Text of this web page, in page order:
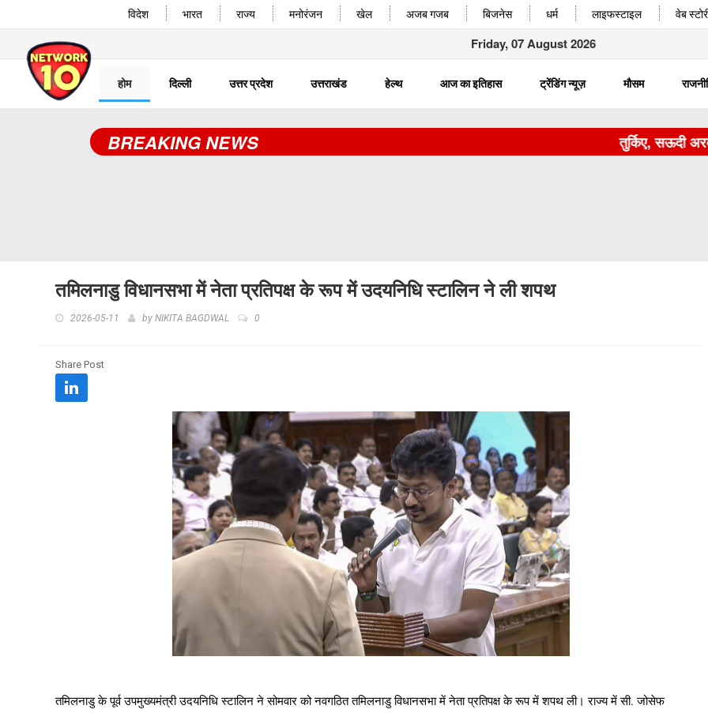
विदेश भारत राज्य मनोरंजन खेल अजब गजब बिजनेस धर्म लाइफस्टाइल वेब
Friday, 07 August 2026
होम दिल्ली उत्तर प्रदेश उत्तराखंड हेल्थ आज का इतिहास ट्रेंडिंग न्यूज़ मौसम
BREAKING NEWS तुर्किए, सऊदी अरब
तमिलनाडु विधानसभा में नेता प्रतिपक्ष के रूप में उदयनिधि स्टालिन ने ली शपथ
2026-05-11 by NIKITA BAGDWAL 0
Share Post
तमिलनाडु के पूर्व उपमुख्यमंत्री उदयनिधि स्टालिन ने सोमवार को नवगठित तमिलनाडु विधानसभा में नेता प्रतिपक्ष के रूप में शपथ ली। राज्य में सी. जोसेफ